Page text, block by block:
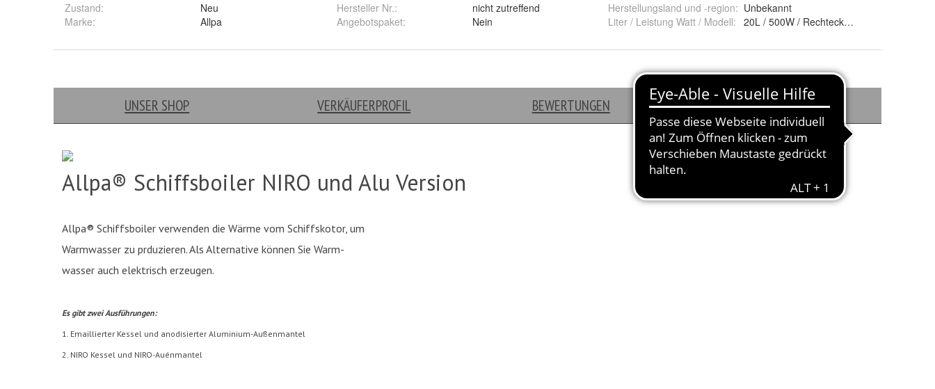
Zustand:
Neu
Marke:
Allpa
Hersteller Nr.:
nicht zutreffend
Angebotspaket: Nein
Herstellungsland und -region: Unbekannt
Liter / Leistung Watt / Modell: 20L / 500W / Rechteckig Aluminium, 20L /